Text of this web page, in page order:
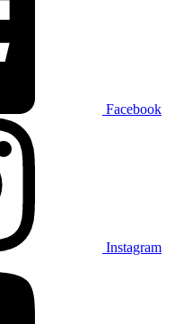
Facebook
Instagram